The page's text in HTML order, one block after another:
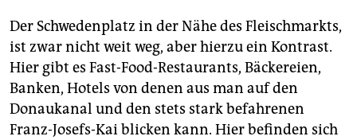
Der Schwedenplatz in der Nähe des Fleischmarkts,
ist zwar nicht weit weg, aber hierzu ein Kontrast.
Hier gibt es Fast-Food-Restaurants, Bäckereien,
Banken, Hotels von denen aus man auf den
Donaukanal und den stets stark befahrenen
Franz-Josefs-Kai blicken kann. Hier befinden sich